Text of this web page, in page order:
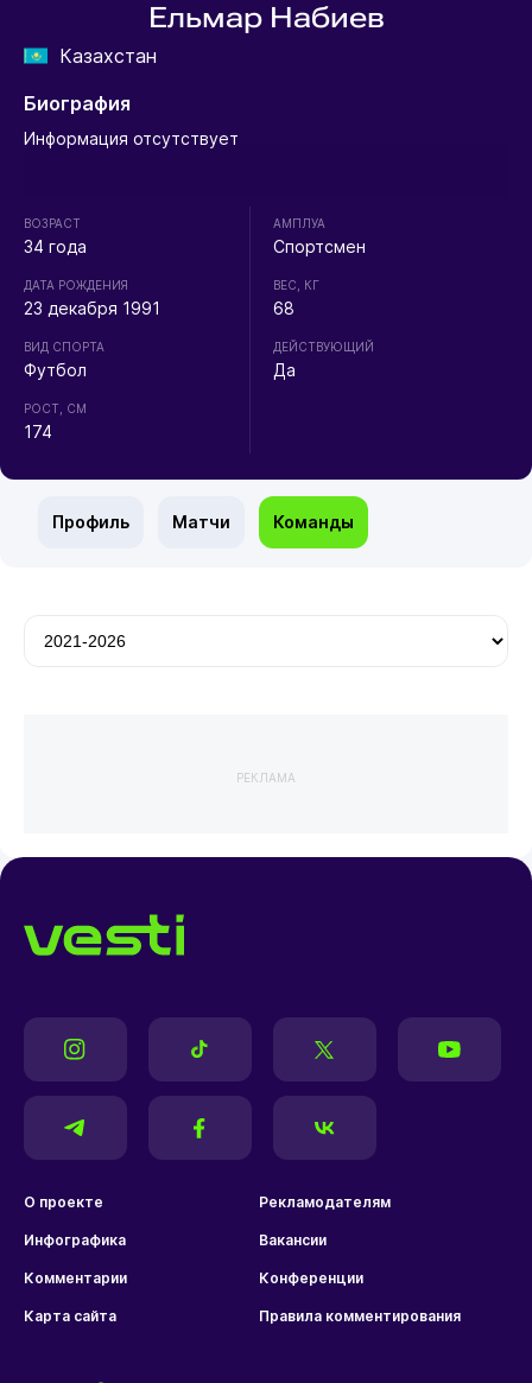
Ельмар Набиев
Казахстан
Биография
Информация отсутствует
ВОЗРАСТ
34 года
ДАТА РОЖДЕНИЯ
23 декабря 1991
ВИД СПОРТА
Футбол
РОСТ, СМ
174
АМПЛУА
Спортсмен
ВЕС, КГ
68
ДЕЙСТВУЮЩИЙ
Да
Профиль Матчи Команды
РЕКЛАМА
О проекте Рекламодателям
Инфографика Вакансии
Комментарии Конференции
Карта сайта Правила комментирования